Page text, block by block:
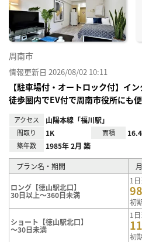
周南市
情報更新日 2026/08/02 10:11
【駐車場付・オートロック付】イ
徒歩圏内でEV付で周南市役所にも便
アクセス 山陽本線「福川駅」
間取り 1K 面積
築年数 1985年 2月 築
プラン名・期間
ロング【徳山駅北口】
30日以上～360日未満
1
初
ショート【徳山駅北口】
～30日未満
1
初